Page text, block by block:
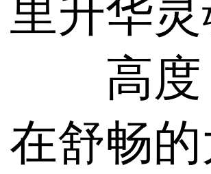
里升华
高度
在舒畅